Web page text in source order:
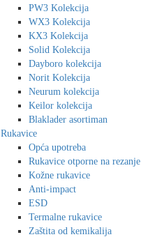
PW3 Kolekcija
WX3 Kolekcija
KX3 Kolekcija
Solid Kolekcija
Dayboro kolekcija
Norit Kolekcija
Neurum kolekcija
Keilor kolekcija
Blaklader asortiman
Rukavice
Opća upotreba
Rukavice otporne na rezanje
Kožne rukavice
Anti-impact
ESD
Termalne rukavice
Zaštita od kemikalija